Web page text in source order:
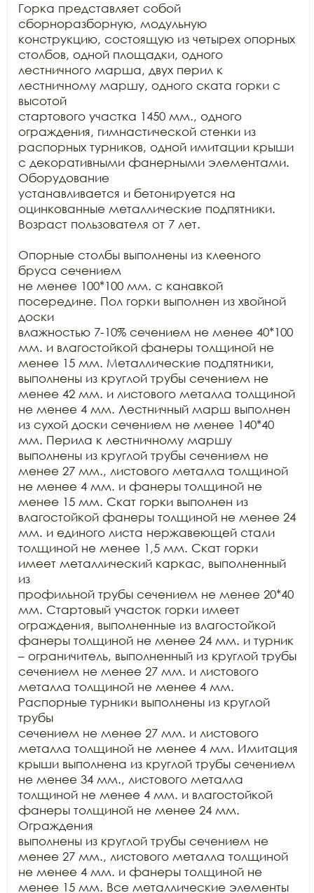
Горка представляет собой
сборноразборную, модульную
конструкцию, состоящую из четырех опорных
столбов, одной площадки, одного
лестничного марша, двух перил к
лестничному маршу, одного ската горки с
высотой
стартового участка 1450 мм., одного
ограждения, гимнастической стенки из
распорных турников, одной имитации крыши
с декоративными фанерными элементами.
Оборудование
устанавливается и бетонируется на
оцинкованные металлические подпятники.
Возраст пользователя от 7 лет.
Опорные столбы выполнены из клееного
бруса сечением
не менее 100*100 мм. с канавкой
посередине. Пол горки выполнен из хвойной
доски
влажностью 7-10% сечением не менее 40*100
мм. и влагостойкой фанеры толщиной не
менее 15 мм. Металлические подпятники,
выполнены из круглой трубы сечением не
менее 42 мм. и листового металла толщиной
не менее 4 мм. Лестничный марш выполнен
из сухой доски сечением не менее 140*40
мм. Перила к лестничному маршу
выполнены из круглой трубы сечением не
менее 27 мм., листового металла толщиной
не менее 4 мм. и фанеры толщиной не
менее 15 мм. Скат горки выполнен из
влагостойкой фанеры толщиной не менее 24
мм. и единого листа нержавеющей стали
толщиной не менее 1,5 мм. Скат горки
имеет металлический каркас, выполненный
из
профильной трубы сечением не менее 20*40
мм. Стартовый участок горки имеет
ограждения, выполненные из влагостойкой
фанеры толщиной не менее 24 мм. и турник
– ограничитель, выполненный из круглой трубы
сечением не менее 27 мм. и листового
металла толщиной не менее 4 мм.
Распорные турники выполнены из круглой
трубы
сечением не менее 27 мм. и листового
металла толщиной не менее 4 мм. Имитация
крыши выполнена из круглой трубы сечением
не менее 34 мм., листового металла
толщиной не менее 4 мм. и влагостойкой
фанеры толщиной не менее 24 мм.
Ограждения
выполнены из круглой трубы сечением не
менее 27 мм., листового металла толщиной
не менее 4 мм. и фанеры толщиной не
менее 15 мм. Все металлические элементы